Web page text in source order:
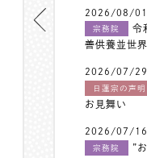
2026/08/01
宗務院
令
善供養並世
2026/07/29
日蓮宗の声明
お見舞い
2026/07/16
宗務院 ”